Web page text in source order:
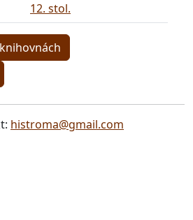
12. stol.
histroma@gmail.com